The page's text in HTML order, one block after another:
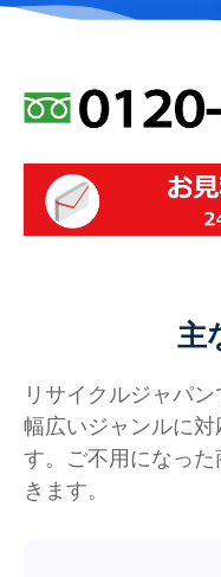
主
リサイクルジャパ
幅広いジャンルに
す。ご不用になっ
きます。